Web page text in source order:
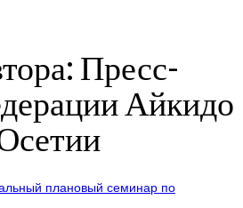
Пресс-
Айкидо